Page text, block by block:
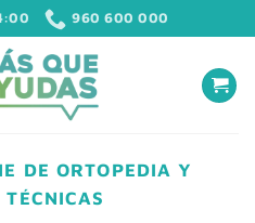
960 600 000
DE ORTOPEDIA Y